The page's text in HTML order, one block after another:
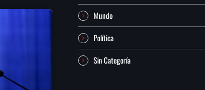
Mundo
Política
Sin Categoría